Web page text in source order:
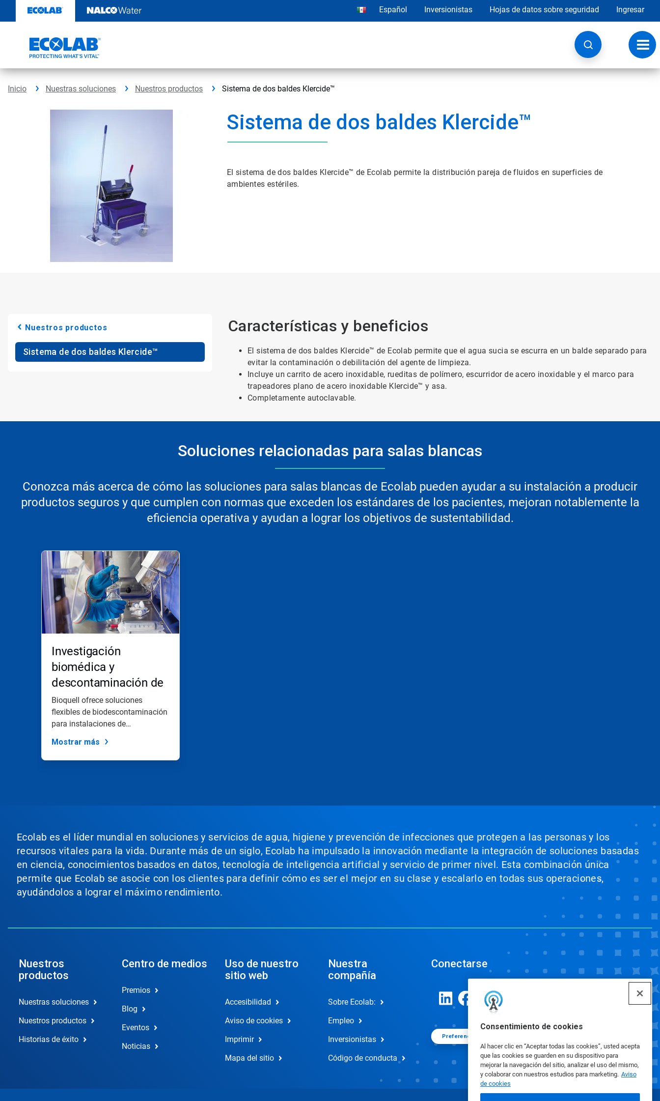
contenido
Consentimiento de cookies
Al hacer clic en “Aceptar todas las cookies”, usted acepta
que las cookies se guarden en su dispositivo para
mejorar la navegación del sitio, analizar el uso del mismo,
y colaborar con nuestros estudios para marketing. Aviso
de cookies
Español Inversionistas Hojas de datos sobre seguridad Ingresar
de
Inicio Nuestras soluciones Nuestros productos Sistema de dos baldes Klercide™
Sistema de dos baldes Klercide™
El sistema de dos baldes Klercide™ de Ecolab permite la distribución pareja de fluidos en superficies de
ambientes estériles.
Nuestros productos
Sistema de dos baldes Klercide™
Características y beneficios
El sistema de dos baldes Klercide™ de Ecolab permite que el agua sucia se escurra en un balde separado para
evitar la contaminación o debilitación del agente de limpieza.
Incluye un carrito de acero inoxidable, rueditas de polímero, escurridor de acero inoxidable y el marco para
trapeadores plano de acero inoxidable Klercide™ y asa.
Completamente autoclavable.
Soluciones relacionadas para salas blancas
Conozca más acerca de cómo las soluciones para salas blancas de Ecolab pueden ayudar a su instalación a producir
productos seguros y que cumplen con normas que exceden los estándares de los pacientes, mejoran notablemente la
eficiencia operativa y ayudan a lograr los objetivos de sustentabilidad.
Investigación
biomédica y
descontaminación de
laboratorios
Bioquell ofrece soluciones
flexibles de biodescontaminación
para instalaciones de
Mostrar más
Ecolab es el líder mundial en soluciones y servicios de agua, higiene y prevención de infecciones que protegen a las personas y los
recursos vitales para la vida. Durante más de un siglo, Ecolab ha impulsado la innovación mediante la integración de soluciones basadas
en ciencia, conocimientos basados en datos, tecnología de inteligencia artificial y servicio de primer nivel. Esta combinación única
permite que Ecolab se asocie con los clientes para definir cómo es ser el mejor en su clase y escalarlo en todas sus operaciones,
ayudándolos a lograr el máximo rendimiento.
Nuestros
productos
Nuestras soluciones
Nuestros productos
Historias de éxito
Centro de medios
Premios
Blog
Eventos
Noticias
Uso de nuestro
sitio web
Accesibilidad
Aviso de cookies
Imprimir
Mapa del sitio
Nuestra
compañía
Sobre Ecolab:
Empleo
Inversionistas
Código de conducta
Conectarse
Preferencias de cookies